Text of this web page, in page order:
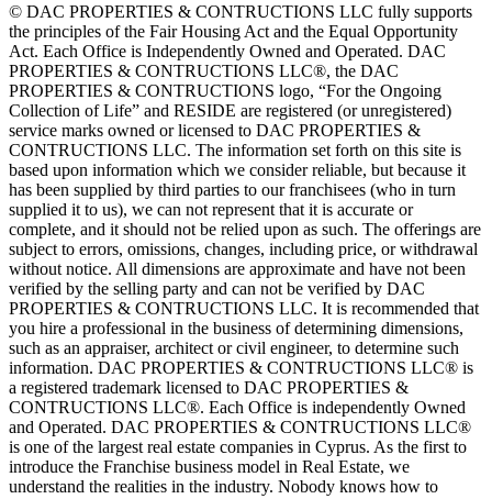
© DAC PROPERTIES & CONTRUCTIONS LLC fully supports
the principles of the Fair Housing Act and the Equal Opportunity
Act. Each Office is Independently Owned and Operated. DAC
PROPERTIES & CONTRUCTIONS LLC®, the DAC
PROPERTIES & CONTRUCTIONS logo, “For the Ongoing
Collection of Life” and RESIDE are registered (or unregistered)
service marks owned or licensed to DAC PROPERTIES &
CONTRUCTIONS LLC. The information set forth on this site is
based upon information which we consider reliable, but because it
has been supplied by third parties to our franchisees (who in turn
supplied it to us), we can not represent that it is accurate or
complete, and it should not be relied upon as such. The offerings are
subject to errors, omissions, changes, including price, or withdrawal
without notice. All dimensions are approximate and have not been
verified by the selling party and can not be verified by DAC
PROPERTIES & CONTRUCTIONS LLC. It is recommended that
you hire a professional in the business of determining dimensions,
such as an appraiser, architect or civil engineer, to determine such
information. DAC PROPERTIES & CONTRUCTIONS LLC® is
a registered trademark licensed to DAC PROPERTIES &
CONTRUCTIONS LLC®. Each Office is independently Owned
and Operated. DAC PROPERTIES & CONTRUCTIONS LLC®
is one of the largest real estate companies in Cyprus. As the first to
introduce the Franchise business model in Real Estate, we
understand the realities in the industry. Nobody knows how to